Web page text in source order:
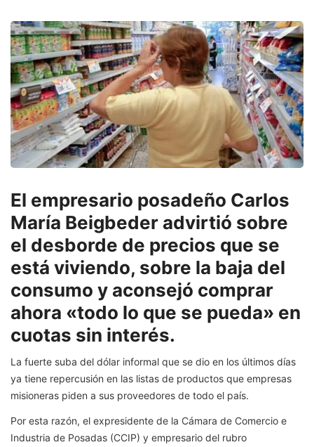
El empresario posadeño Carlos
María Beigbeder advirtió sobre
el desborde de precios que se
está viviendo, sobre la baja del
consumo y aconsejó comprar
ahora «todo lo que se pueda» en
cuotas sin interés.
La fuerte suba del dólar informal que se dio en los últimos días
ya tiene repercusión en las listas de productos que empresas
misioneras piden a sus proveedores de todo el país.
Por esta razón, el expresidente de la Cámara de Comercio e
Industria de Posadas (CCIP) y empresario del rubro